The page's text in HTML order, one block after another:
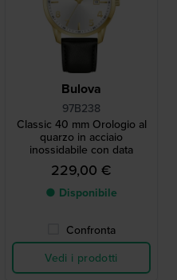
Bulova
97B238
Classic 40 mm Orologio al
quarzo in acciaio
inossidabile con data
229,00 €
● Disponibile
Confronta
Vedi i prodotti